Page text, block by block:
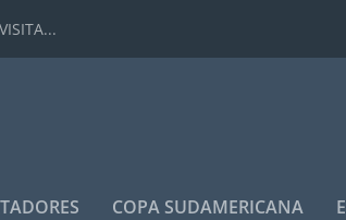
COPA SUDAMERICANA